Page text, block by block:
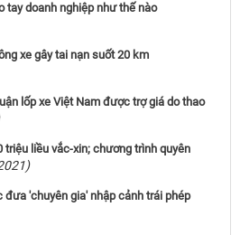
tay doanh nghiệp như thế nào
xe gây tai nạn suốt 20 km
lốp xe Việt Nam được trợ giá do thao
triệu liều vắc-xin; chương trình quyên
đưa 'chuyên gia' nhập cảnh trái phép